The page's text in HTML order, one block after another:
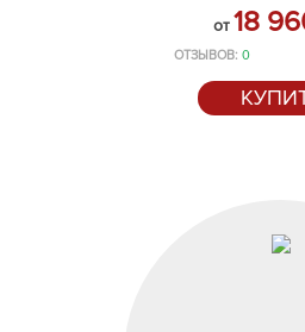
от18
ОТЗЫВОВ: 0